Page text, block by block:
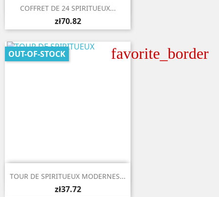
 Quick view
COFFRET DE 24 SPIRITUEUX...
zł70.82
favorite_border
 Quick view
TOUR DE SPIRITUEUX MODERNES...
zł37.72
OUT-OF-STOCK